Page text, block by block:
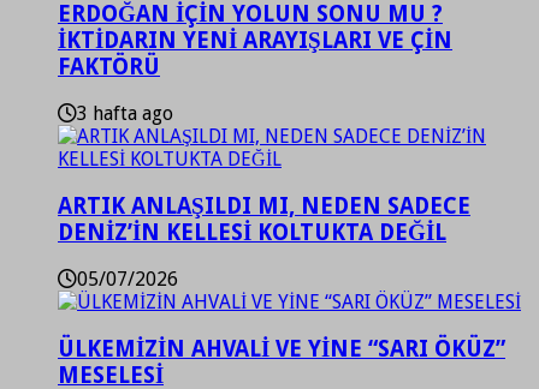
ERDOĞAN İÇİN YOLUN SONU MU ?
İKTİDARIN YENİ ARAYIŞLARI VE ÇİN
FAKTÖRÜ
3 hafta ago
ARTIK ANLAŞILDI MI, NEDEN SADECE
DENİZ’İN KELLESİ KOLTUKTA DEĞİL
05/07/2026
ÜLKEMİZİN AHVALİ VE YİNE “SARI ÖKÜZ”
MESELESİ